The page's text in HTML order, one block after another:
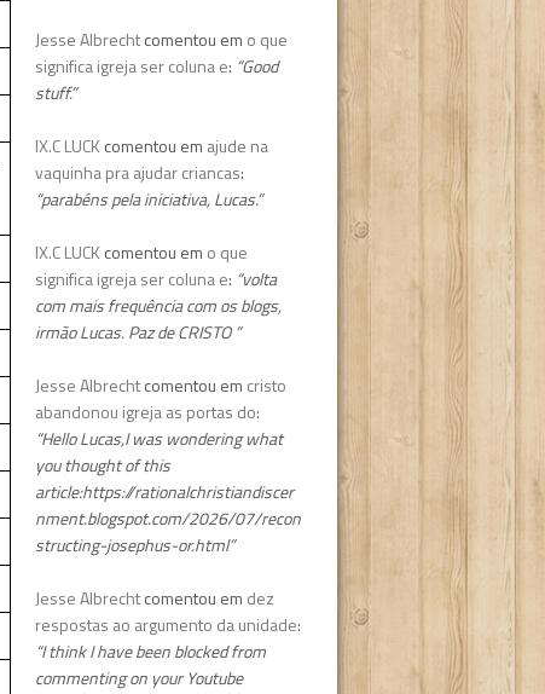
Jesse Albrechtcomentou em o que
significa igreja ser coluna e: “Good
stuff.”
IX.C LUCK comentou em ajude na
vaquinha pra ajudar criancas:
“parabéns pela iniciativa, Lucas.”
IX.C LUCK comentou em o que
significa igreja ser coluna e: “volta
com mais frequência com os blogs,
irmão Lucas. Paz de CRISTO ”
Jesse Albrechtcomentou em cristo
abandonou igreja as portas do:
“Hello Lucas,I was wondering what
you thought of this
article:https://rationalchristiandiscer
nment.blogspot.com/2026/07/recon
structing-josephus-or.html”
Jesse Albrechtcomentou em dez
respostas ao argumento da unidade:
“I think I have been blocked from
commenting on your Youtube